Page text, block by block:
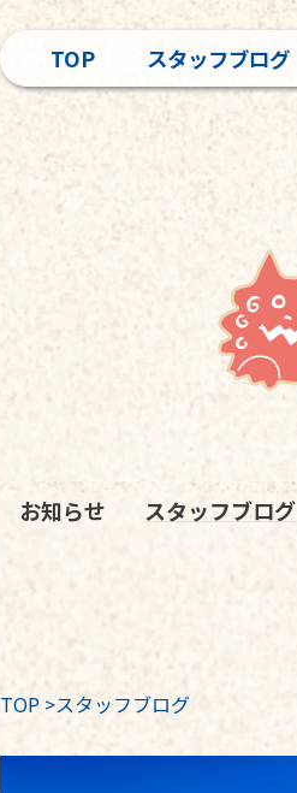
TOP スタッフブログ
お知らせ スタッフブログ
TOP >スタッフブログ